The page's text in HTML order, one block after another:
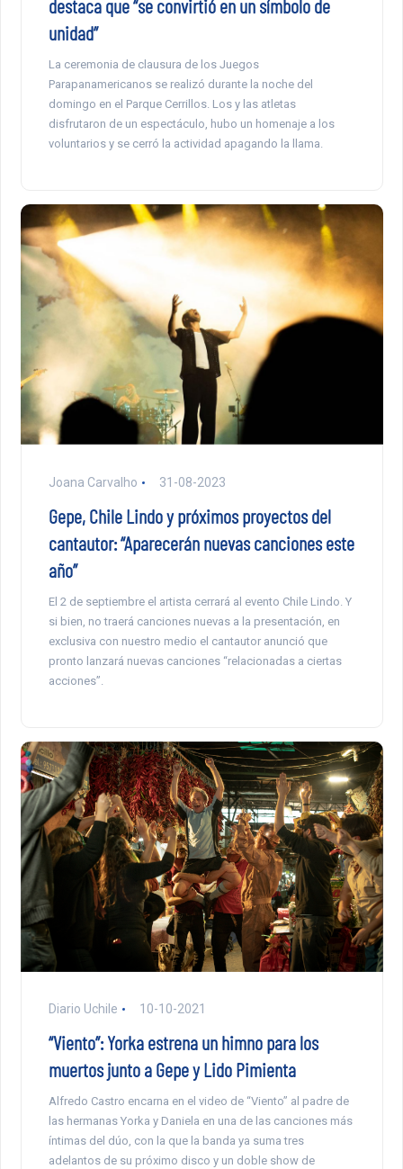
destaca que “se convirtió en un símbolo de
unidad”
La ceremonia de clausura de los Juegos
Parapanamericanos se realizó durante la noche del
domingo en el Parque Cerrillos. Los y las atletas
disfrutaron de un espectáculo, hubo un homenaje a los
voluntarios y se cerró la actividad apagando la llama.
Joana Carvalho 31-08-2023
Gepe, Chile Lindo y próximos proyectos del
cantautor: “Aparecerán nuevas canciones este
año”
El 2 de septiembre el artista cerrará al evento Chile Lindo. Y
si bien, no traerá canciones nuevas a la presentación, en
exclusiva con nuestro medio el cantautor anunció que
pronto lanzará nuevas canciones “relacionadas a ciertas
acciones”.
Diario Uchile 10-10-2021
“Viento”: Yorka estrena un himno para los
muertos junto a Gepe y Lido Pimienta
Alfredo Castro encarna en el video de “Viento” al padre de
las hermanas Yorka y Daniela en una de las canciones más
íntimas del dúo, con la que la banda ya suma tres
adelantos de su próximo disco y un doble show de